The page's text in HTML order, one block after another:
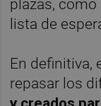
plazas, como
lista de
En definitiva,
repasar los